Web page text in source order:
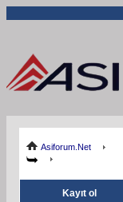
Asiforum.Net
Kayıt ol